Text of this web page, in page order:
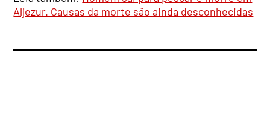
Aljezur. Causas da morte são ainda desconhecidas